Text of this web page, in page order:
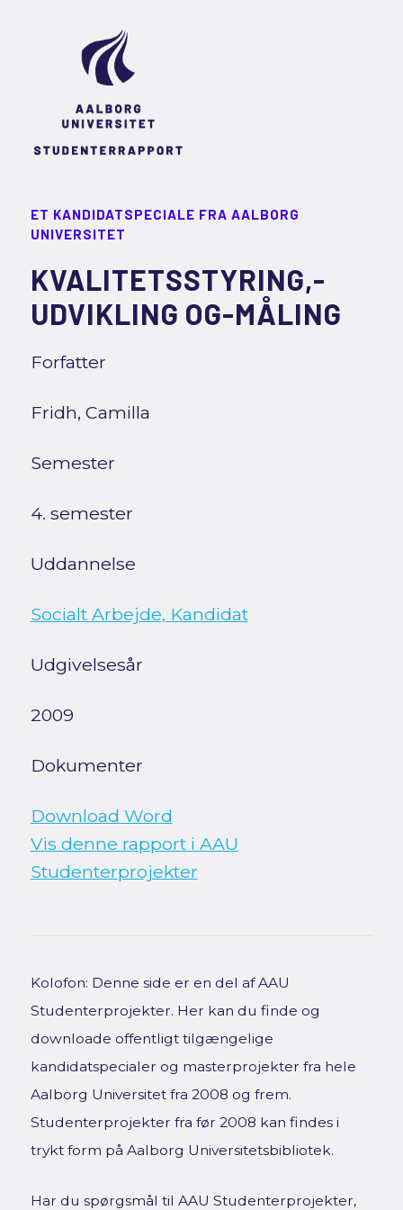
ET KANDIDATSPECIALE FRA AALBORG
UNIVERSITET
KVALITETSSTYRING,-
UDVIKLING OG-MÅLING
Forfatter
Fridh, Camilla
Semester
4. semester
Uddannelse
Socialt Arbejde, Kandidat
Udgivelsesår
2009
Dokumenter
Download Word
Vis denne rapport i AAU
Studenterprojekter
Kolofon: Denne side er en del af AAU
Studenterprojekter. Her kan du finde og
downloade offentligt tilgængelige
kandidatspecialer og masterprojekter fra hele
Aalborg Universitet fra 2008 og frem.
Studenterprojekter fra før 2008 kan findes i
trykt form på Aalborg Universitetsbibliotek.
Har du spørgsmål til AAU Studenterprojekter,